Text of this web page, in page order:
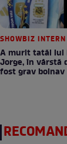
SHOWBIZ INTERN
A murit tatăl lui
Jorge, în vârstă
fost grav bolnav